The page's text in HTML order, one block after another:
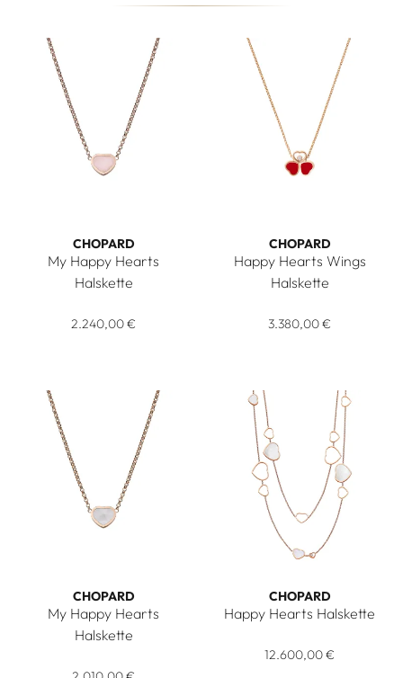
CHOPARD
My Happy Hearts
Halskette
2.240,00 €
CHOPARD
Happy Hearts Wings
Halskette
3.380,00 €
CHOPARD
My Happy Hearts
Halskette
Chopard My Happy Hearts Halskette, Ref: 81A086-5301,
CHOPARD
Happy Hearts Halskette
12.600,00 €